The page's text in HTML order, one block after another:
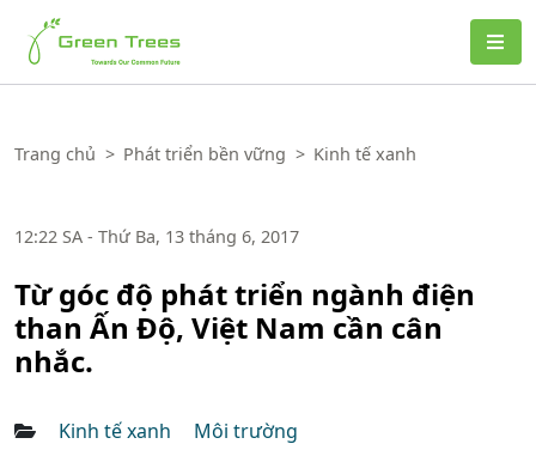
Green Trees
Trang chủ > Phát triển bền vững > Kinh tế xanh
12:22 SA - Thứ Ba, 13 tháng 6, 2017
Từ góc độ phát triển ngành điện
than Ấn Độ, Việt Nam cần cân
nhắc.
Kinh tế xanh Môi trường